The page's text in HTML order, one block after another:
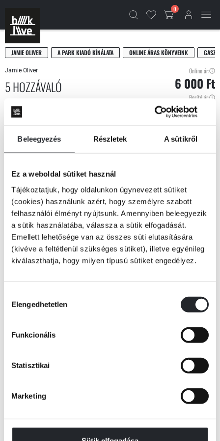
Beleegyezés Részletek A sütikről
Ez a weboldal sütiket használ
Tájékoztatjuk, hogy oldalunkon úgynevezett sütiket
(cookies) használunk azért, hogy személyre szabott
felhasználói élményt nyújtsunk. Amennyiben beleegyezik
a sütik használatába, válassza a sütik elfogadását.
Emellett lehetősége van az összes süti elutasítására
(kivéve a feltétlenül szükséges sütiket), illetve egyénileg
kiválaszthatja, hogy milyen típusú sütiket engedélyez.
kiválasztása
Elengedhetetlen
Funkcionális
Statisztikai
Marketing
0
JAMIE OLIVER A PARK KIADÓ KÍNÁLATA ONLINE ÁRAS KÖNYVEINK
Jamie Oliver
5 HOZZÁVALÓ
Készletnincs készleten
Online ár:
6 000 Ft
Borító ár: